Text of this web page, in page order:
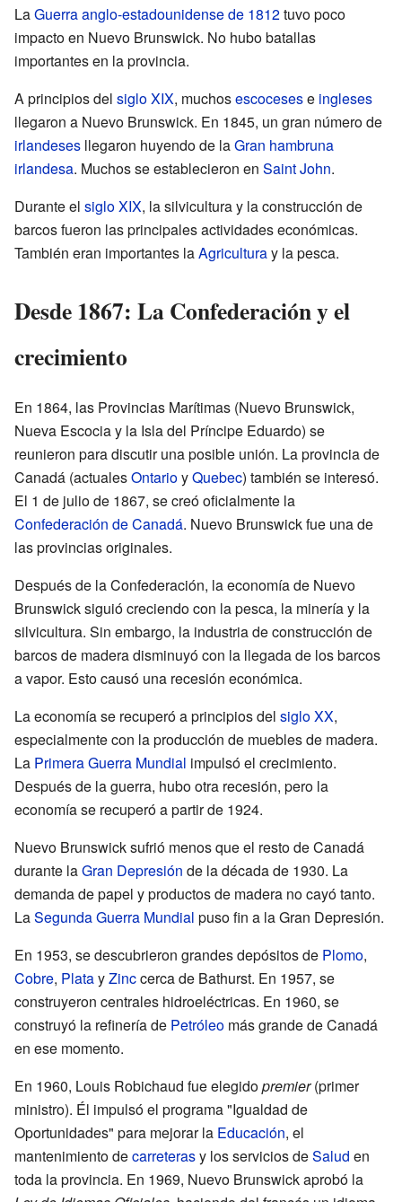
LaGuerra anglo-estadounidense de 1812tuvo poco
impacto en Nuevo Brunswick. No hubo batallas
importantes en la provincia.
A principios del siglo XIX, muchosescocesese ingleses
llegaron a Nuevo Brunswick. En 1845, un gran número de
irlandeses llegaron huyendo de laGran hambruna
irlandesa. Muchos se establecieron en Saint John.
Durante el siglo XIX, la silvicultura y la construcción de
barcos fueron las principales actividades económicas.
También eran importantes laAgriculturay la pesca.
Desde 1867: La Confederación y el
crecimiento
En 1864, las Provincias Marítimas (Nuevo Brunswick,
Nueva Escocia y la Isla del Príncipe Eduardo) se
reunieron para discutir una posible unión. La provincia de
Canadá (actualesOntarioyQuebec) también se interesó.
El 1 de julio de 1867, se creó oficialmente la
Confederación de Canadá. Nuevo Brunswick fue una de
las provincias originales.
Después de la Confederación, la economía de Nuevo
Brunswick siguió creciendo con la pesca, la minería y la
silvicultura. Sin embargo, la industria de construcción de
barcos de madera disminuyó con la llegada de los barcos
a vapor. Esto causó una recesión económica.
La economía se recuperó a principios del siglo XX,
especialmente con la producción de muebles de madera.
La Primera Guerra Mundial impulsó el crecimiento.
Después de la guerra, hubo otra recesión, pero la
economía se recuperó a partir de 1924.
Nuevo Brunswick sufrió menos que el resto de Canadá
durante laGran Depresión de la década de 1930. La
demanda de papel y productos de madera no cayó tanto.
LaSegunda Guerra Mundial puso fin a la Gran Depresión.
En 1953, se descubrieron grandes depósitos de Plomo,
Cobre, PlatayZinccerca de Bathurst. En 1957, se
construyeron centrales hidroeléctricas. En 1960, se
construyó la refinería de Petróleo más grande de Canadá
en ese momento.
En 1960, Louis Robichaud fue elegidopremier(primer
ministro). Él impulsó el programa "Igualdad de
Oportunidades" para mejorar la Educación, el
mantenimiento decarreterasy los servicios deSalud en
toda la provincia. En 1969, Nuevo Brunswick aprobó la